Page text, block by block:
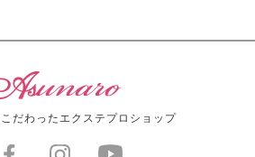
だわったエクステプロショップ